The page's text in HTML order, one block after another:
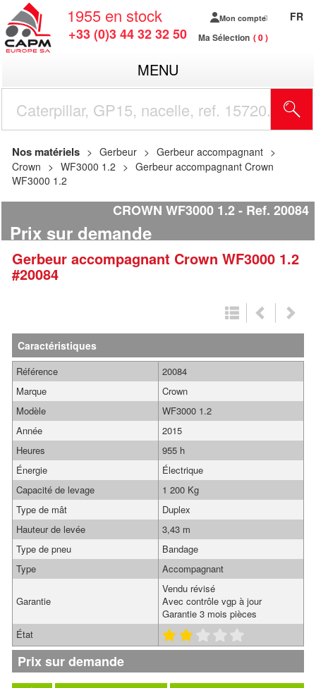
1955 en stock
+33 (0)3 44 32 32 50
Mon compte
Ma Sélection 0
FR
MENU
Nos matériels Gerbeur
Gerbeur accompagnant
Crown
WF3000 1.2
Gerbeur accompagnant Crown
WF3000 1.2
CROWN WF3000 1.2 Ref. 20084
Prix sur demande
Gerbeur accompagnant Crown WF3000 1.2
#20084
Caractéristiques
Référence
20084
Marque
Crown
Modèle
WF3000 1.2
Année
2015
Heures
955 h
Énergie
Électrique
Capacité de levage
1 200 Kg
Type de mât
Duplex
Hauteur de levée
3,43 m
Type de pneu
Bandage
Type
Accompagnant
Garantie
Vendu révisé
Avec contrôle vgp à jour
Garantie 3 mois pièces
État
Prix sur demande